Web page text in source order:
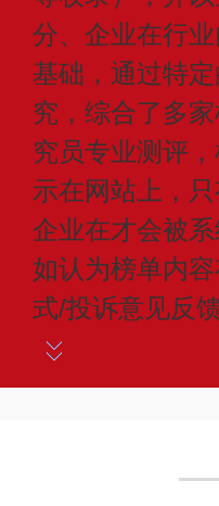
分、企业在行
基础，通过特
究，综合了多
究员专业测评
示在网站上，
企业在才会被
如认为榜单内
式/投诉意见反